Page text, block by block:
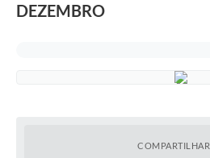
DEZEMBRO
COMPARTILHAR